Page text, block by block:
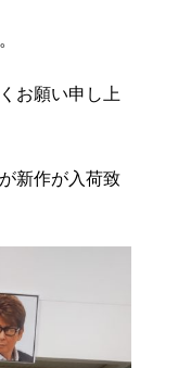
会社概要
イバシーポリシー
お願い申し上
新作が入荷致